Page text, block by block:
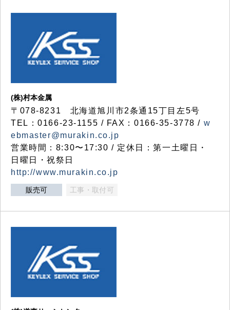
(株)村本金属
〒078-8231 北海道旭川市2条通15丁目左5号
TEL：0166-23-1155 / FAX：0166-35-3778 / w
ebmaster@murakin.co.jp
営業時間：8:30〜17:30 / 定休日：第一土曜日・
日曜日・祝祭日
http://www.murakin.co.jp
販売可 工事・取付可